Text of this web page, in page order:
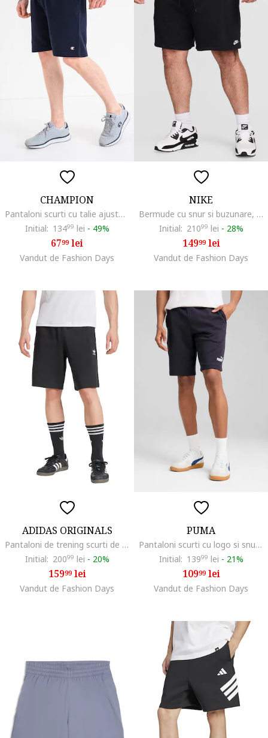
CHAMPION
Pantaloni scurti cu talie ajustabila cu snur, Bleumarin
Initial: 13499 lei - 49%
6799lei
Vandut de Fashion Days
NIKE
Bermude cu snur si buzunare, Negru
Initial: 21099 lei - 28%
14999lei
Vandut de Fashion Days
ADIDAS ORIGINALS
Pantaloni de trening scurti de bumbac Essentials Trefoil, Negru
Initial: 20099 lei - 20%
15999lei
Vandut de Fashion Days
PUMA
Pantaloni scurti cu logo si snur interior
Initial: 13999 lei - 21%
10999lei
Vandut de Fashion Days